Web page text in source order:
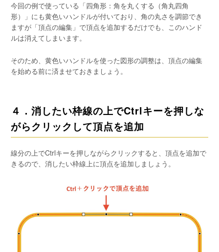
今回の例で使っている「四角形：角を丸くする（角丸四角
形）」にも黄色いハンドルが付いており、角の丸さを調節でき
ますが「頂点の編集」で頂点を追加するだけでも、このハンド
ルは消えてしまいます。
そのため、黄色いハンドルを使った図形の調整は、頂点の編集
を始める前に済ませておきましょう。
４．消したい枠線の上でCtrlキーを押しな
がらクリックして頂点を追加
線分の上でCtrlキーを押しながらクリックすると、頂点を追加で
きるので、消したい枠線上に頂点を追加しましょう。